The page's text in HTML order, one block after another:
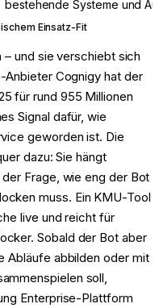
Einsatz-Fit
bestehende Systeme und
– und sie verschiebt sich
Cognigy hat der
für rund 955 Millionen
Signal dafür, wie
geworden ist. Die
dazu: Sie hängt
Frage, wie eng der Bot
muss. Ein KMU-Tool
live und reicht für
Sobald der Bot aber
Abläufe abbilden oder mit
soll,
Enterprise-Plattform